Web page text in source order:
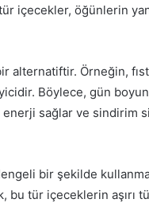
içecekler, öğünlerin yanı
alternatiftir. Örneğin,
Böylece, gün
enerji sağlar ve sindirim
bir şekilde
bu tür içeceklerin aşırı